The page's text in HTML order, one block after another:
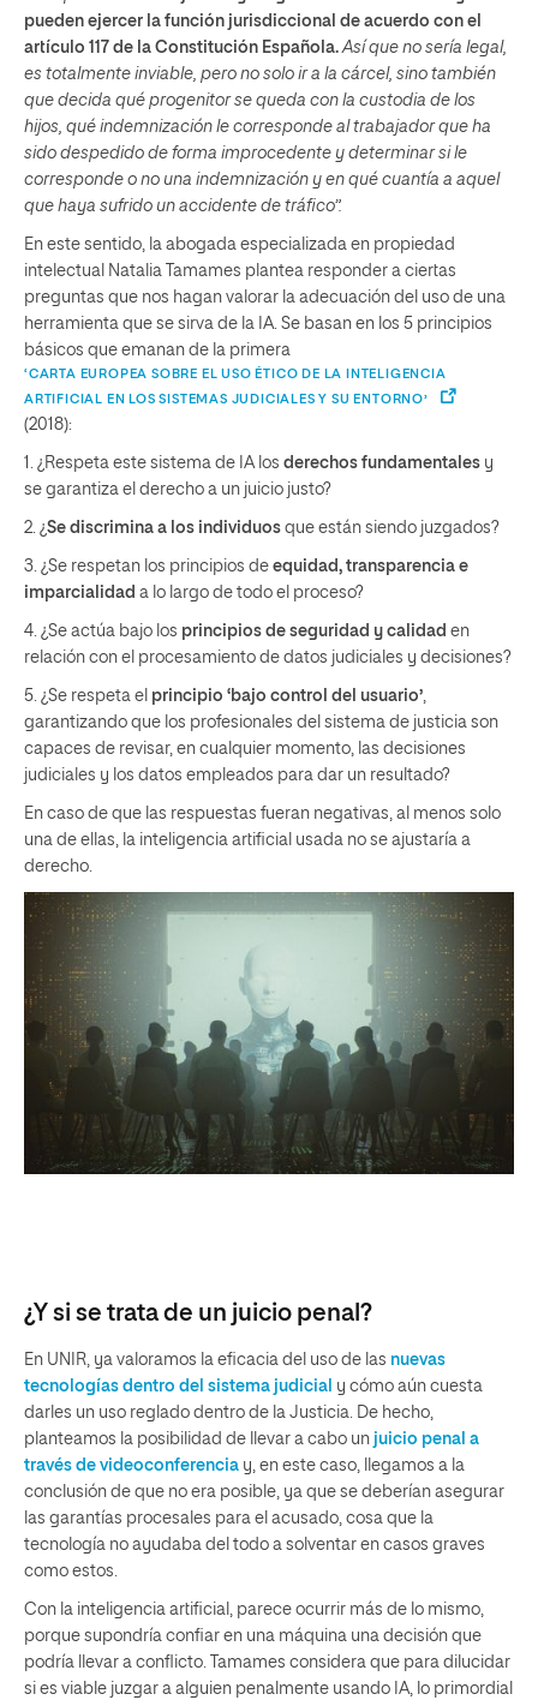
pueden ejercer la función jurisdiccional de acuerdo con el
artículo 117 de la Constitución Española.Así que no sería legal,
es totalmente inviable, pero no solo ir a la cárcel, sino también
que decida qué progenitor se queda con la custodia de los
hijos, qué indemnización le corresponde al trabajador que ha
sido despedido de forma improcedente y determinar si le
corresponde o no una indemnización y en qué cuantía a aquel
que haya sufrido un accidente de tráfico”.
En este sentido, la abogada especializada en propiedad
intelectual Natalia Tamames plantea responder a ciertas
preguntas que nos hagan valorar la adecuación del uso de una
herramienta que se sirva de la IA. Se basan en los 5 principios
básicos que emanan de la primera
‘CARTA EUROPEA SOBRE EL USO ÉTICO DE LA INTELIGENCIA
ARTIFICIAL EN LOS SISTEMAS JUDICIALES Y SU ENTORNO’
(2018):
1. ¿Respeta este sistema de IA los derechos fundamentales y
se garantiza el derecho a un juicio justo?
2. ¿Se discrimina a los individuos que están siendo juzgados?
3. ¿Se respetan los principios de equidad, transparencia e
imparcialidad a lo largo de todo el proceso?
4. ¿Se actúa bajo los principios de seguridad y calidad en
relación con el procesamiento de datos judiciales y decisiones?
5. ¿Se respeta el principio ‘bajo control del usuario’,
garantizando que los profesionales del sistema de justicia son
capaces de revisar, en cualquier momento, las decisiones
judiciales y los datos empleados para dar un resultado?
En caso de que las respuestas fueran negativas, al menos solo
una de ellas, la inteligencia artificial usada no se ajustaría a
derecho.
¿Y si se trata de un juicio penal?
En UNIR, ya valoramos la eficacia del uso de las nuevas
tecnologías dentro del sistema judicial y cómo aún cuesta
darles un uso reglado dentro de la Justicia. De hecho,
planteamos la posibilidad de llevar a cabo un juicio penal a
través de videoconferencia y, en este caso, llegamos a la
conclusión de que no era posible, ya que se deberían asegurar
las garantías procesales para el acusado, cosa que la
tecnología no ayudaba del todo a solventar en casos graves
como estos.
Con la inteligencia artificial, parece ocurrir más de lo mismo,
porque supondría confiar en una máquina una decisión que
podría llevar a conflicto. Tamames considera que para dilucidar
si es viable juzgar a alguien penalmente usando IA, lo primordial